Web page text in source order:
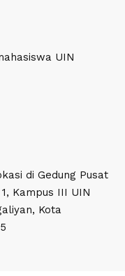
UIN
di Gedung Pusat
Kampus III UIN
Kota